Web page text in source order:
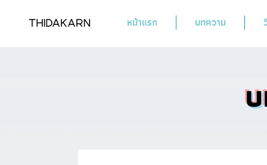
หน้าแรก บทความ